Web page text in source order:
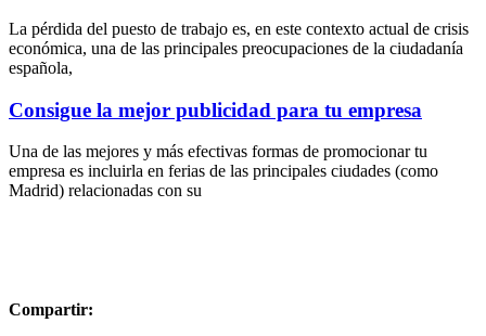
La pérdida del puesto de trabajo es, en este contexto actual de crisis
económica, una de las principales preocupaciones de la ciudadanía
española,
Consigue la mejor publicidad para tu empresa
Una de las mejores y más efectivas formas de promocionar tu
empresa es incluirla en ferias de las principales ciudades (como
Madrid) relacionadas con su
Compartir: